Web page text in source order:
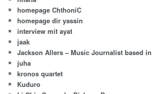
homepage ChthoniC
homepage dir yassin
interview mit ayat
jaak
Jackson Allers – Music Journalist based
juha
kronos quartet
Kuduro